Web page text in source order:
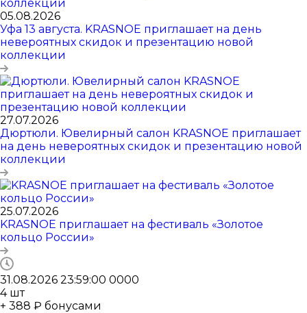
05.08.2026
Уфа 13 августа. KRASNOE приглашает на день
невероятных скидок и презентацию новой
коллекции
27.07.2026
Дюртюли. Ювелирный салон KRASNOE приглашает
на день невероятных скидок и презентацию новой
коллекции
25.07.2026
KRASNOE приглашает на фестиваль «Золотое
кольцо России»
31.08.2026 23:59:00 0000
4 шт
+ 388 ₽ бонусами